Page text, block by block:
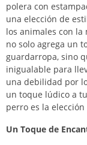
polera con
una elección de
los animales con la
no solo agrega un
guardarropa, sino
inigualable para
una debilidad por
un toque lúdico a
perro es la
Un Toque de